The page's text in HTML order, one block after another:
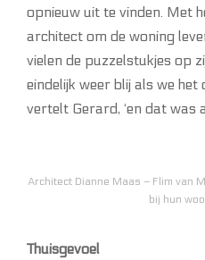
opnieuw uit te vinden. Met
architect om de woning
vielen de puzzelstukjes op
eindelijk weer blij als we het
vertelt Gerard, ‘en dat was
Architect Dianne Maas – Flim van
bij hun
Thuisgevoel